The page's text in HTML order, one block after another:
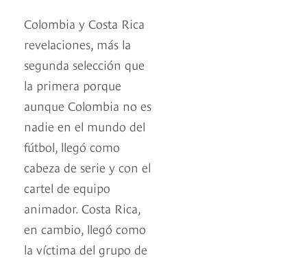
Colombia y Costa Rica
revelaciones, más la
segunda selección que
la primera porque
aunque Colombia no es
nadie en el mundo del
fútbol, llegó como
cabeza de serie y con el
cartel de equipo
animador. Costa Rica,
en cambio, llegó como
la víctima del grupo de